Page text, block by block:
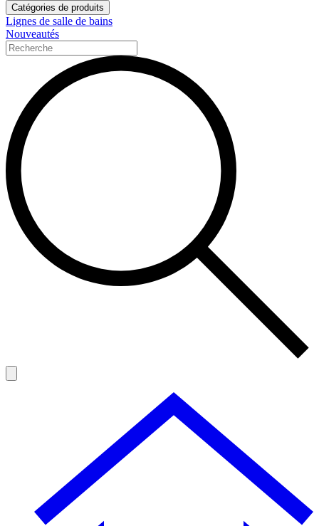
Catégories de produits
Lignes de salle de bains
Nouveautés